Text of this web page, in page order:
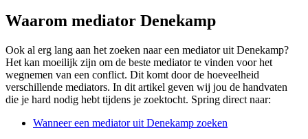
Waarom mediator Denekamp
Ook al erg lang aan het zoeken naar een mediator uit Denekamp?
Het kan moeilijk zijn om de beste mediator te vinden voor het
wegnemen van een conflict. Dit komt door de hoeveelheid
verschillende mediators. In dit artikel geven wij jou de handvaten
die je hard nodig hebt tijdens je zoektocht. Spring direct naar:
Wanneer een mediator uit Denekamp zoeken